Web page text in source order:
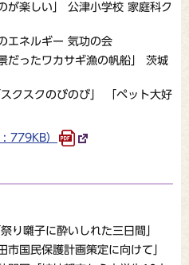
が楽しい」 公津小学校 家庭科ク
エネルギー 気功の会
だったワカサギ漁の帆船」 茨城
クスクのびのび」 「ペット大好
779KB）
り囃子に酔いしれた三日間」
市国民保護計画策定に向けて」